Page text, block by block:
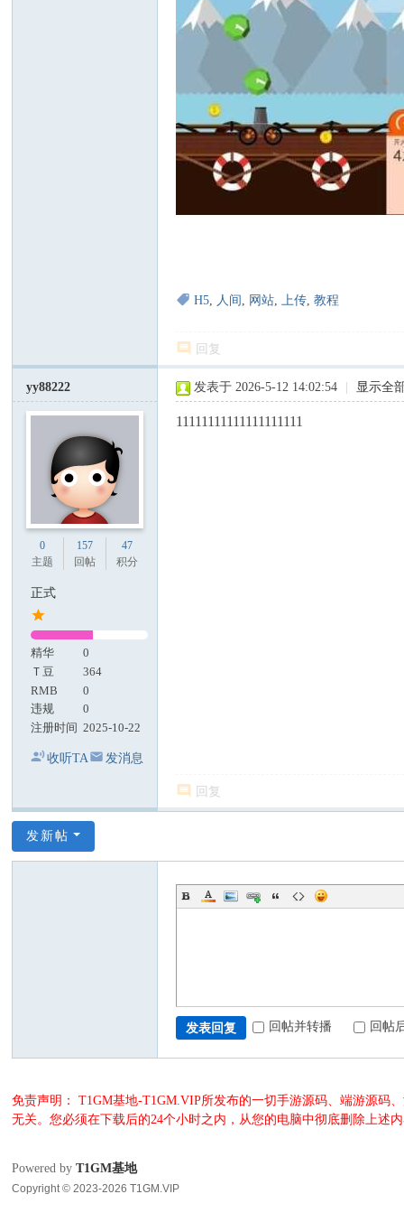
H5, 人间 , 网站,上传,教程
回复
yy88222
0
主题
157
回帖
47
积分
正式
精华
0
Ｔ豆
364
RMB
0
违规
0
注册时间 2025-10-22
收听TA 发消息
发表于 2026-5-12 14:02:54 显示全
11111111111111111111
回复
发新帖
发表回复 回帖并转播 回帖
免责声明： T1GM基地-T1GM.VIP所发布的一切手游源码、端游源码
无关。您必须在下载后的24个小时之内，从您的电脑中彻底删除上述
Powered byT1GM基地
Copyright © 2023-2026 T1GM.VIP